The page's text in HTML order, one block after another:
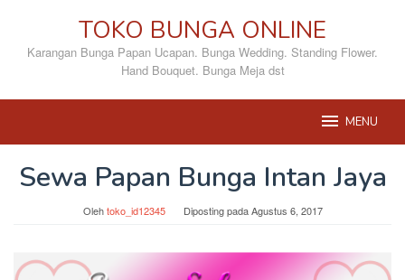
konten
TOKO BUNGA ONLINE
Karangan Bunga Papan Ucapan. Bunga Wedding. Standing Flower.
Hand Bouquet. Bunga Meja dst
MENU
Sewa Papan Bunga Intan Jaya
Olehtoko_id12345 Diposting padaAgustus 6, 2017